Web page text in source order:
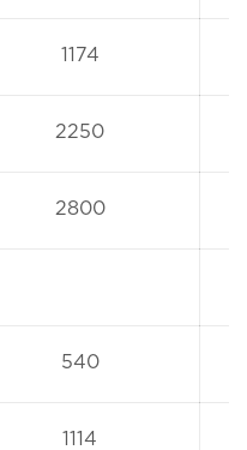
1174
2250
2800
540
1114